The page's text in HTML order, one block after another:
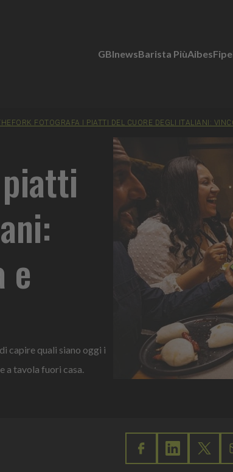
GBInewsBarista PiùAibesFipe
FOTOGRAFA I PIATTI DEL CUORE DEGLI ITALIANI:
e
capire quali siano oggi i
a tavola fuori casa.